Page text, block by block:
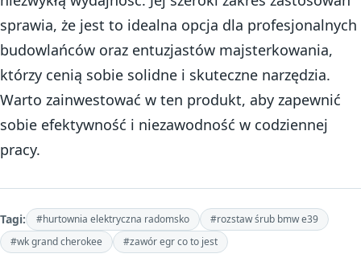
sprawia, że jest to idealna opcja dla profesjonalnych
budowlańców oraz entuzjastów majsterkowania,
którzy cenią sobie solidne i skuteczne narzędzia.
Warto zainwestować w ten produkt, aby zapewnić
sobie efektywność i niezawodność w codziennej
pracy.
Tagi: #hurtownia elektryczna radomsko
#rozstaw śrub bmw e39
#wk grand cherokee
#zawór egr co to jest